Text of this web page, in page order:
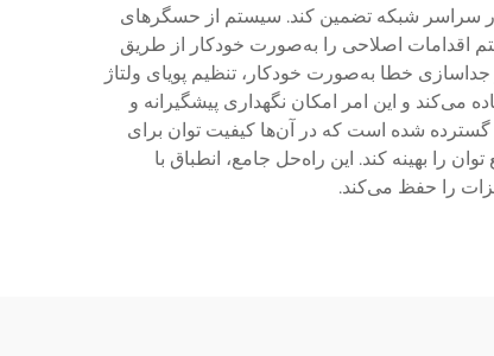
در سراسر شبکه تضمین کند. سیستم از حسگرهای
اقدامات اصلاحی را به‌صورت خودکار از طریق
خطا به‌صورت خودکار، تنظیم پویای ولتاژ
می‌کند و این امر امکان نگهداری پیشگیرانه و
شده است که در آن‌ها کیفیت توان برای
را بهینه کند. این راه‌حل جامع، انطباق با
را حفظ می‌کند.